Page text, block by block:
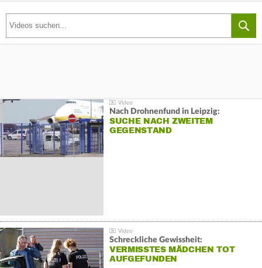
Nach Drohnenfund in Leipzig:
SUCHE NACH ZWEITEM
GEGENSTAND
Schreckliche Gewissheit:
VERMISSTES MÄDCHEN TOT
AUFGEFUNDEN